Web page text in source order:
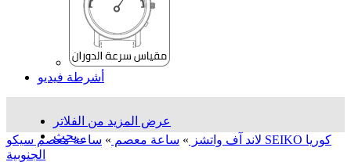
أشرطة فيديو
عرض المزيد من الفلاتر
بحث...
لاند آف واتشز » ساعة معصم » ساعة معصم سیکو SEIKO كوريا
الجنوبية